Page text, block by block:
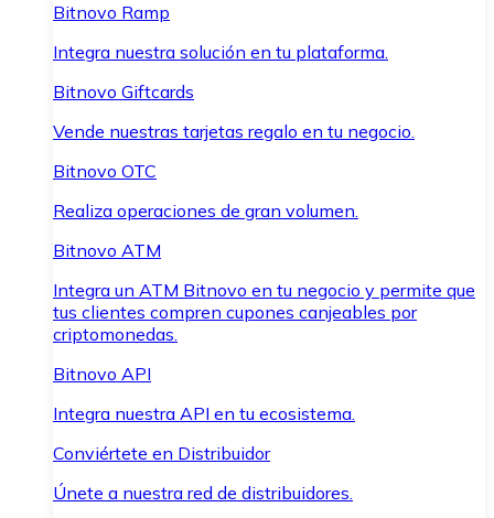
Bitnovo Ramp
Integra nuestra solución en tu plataforma.
Bitnovo Giftcards
Vende nuestras tarjetas regalo en tu negocio.
Bitnovo OTC
Realiza operaciones de gran volumen.
Bitnovo ATM
Integra un ATM Bitnovo en tu negocio y permite que
tus clientes compren cupones canjeables por
criptomonedas.
Bitnovo API
Integra nuestra API en tu ecosistema.
Conviértete en Distribuidor
Únete a nuestra red de distribuidores.